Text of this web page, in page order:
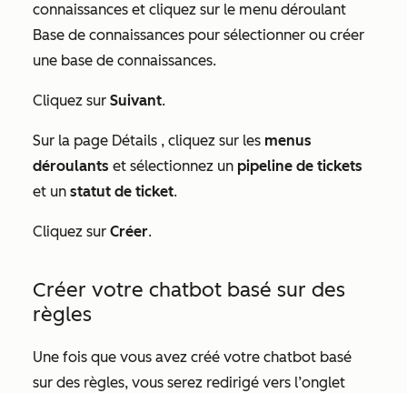
connaissances et cliquez sur le menu déroulant
Base de connaissances pour sélectionner ou créer
une base de connaissances.
Cliquez sur Suivant.
Sur la page Détails , cliquez sur les menus
déroulants et sélectionnez un pipeline de tickets
et un statut de ticket.
Cliquez sur Créer.
Créer votre chatbot basé sur des
règles
Une fois que vous avez créé votre chatbot basé
sur des règles, vous serez redirigé vers l’onglet